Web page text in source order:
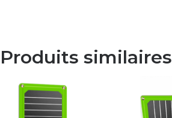
199.00€.179.00€.
Produits similaires